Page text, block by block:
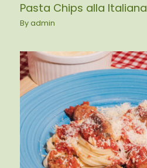
Pasta Chips alla Italiana
Byadmin